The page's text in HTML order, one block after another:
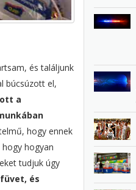
és találjunk
búcsúzott el,
a
hogy ennek
hogyan
tudjuk úgy
és